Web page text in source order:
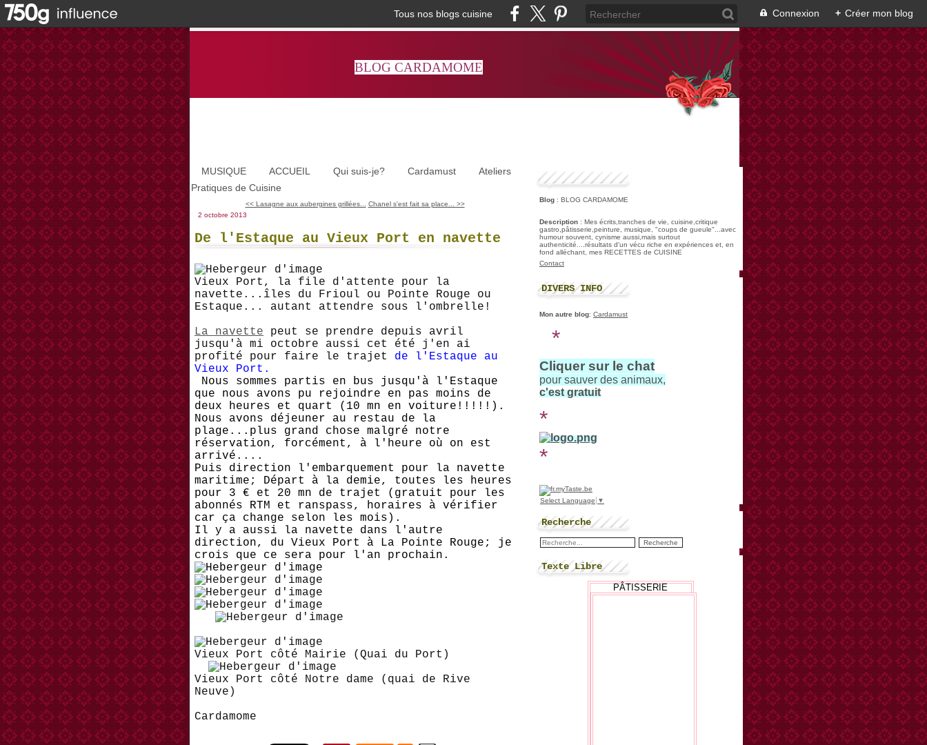
Tous nos blogs cuisine Connexion + Créer mon blog
BLOG CARDAMOME
MUSIQUE ACCUEIL Qui suis-je? Cardamust
Ateliers
Pratiques de Cuisine
<< Lasagne aux aubergines grillées...
Chanel s'est fait sa place... >>
2 octobre 2013
De l'Estaque au Vieux Port en navette
Vieux Port, la file d'attente pour la
navette...îles du Frioul ou Pointe Rouge ou
Estaque... autant attendre sous l'ombrelle!
La navette peut se prendre depuis avril
jusqu'à mi octobre aussi cet été j'en ai
profité pour faire le trajet de l'Estaque au
Vieux Port.
Nous sommes partis en bus jusqu'à l'Estaque
que nous avons pu rejoindre en pas moins de
deux heures et quart (10 mn en voiture!!!!!).
Nous avons déjeuner au restau de la
plage...plus grand chose malgré notre
réservation, forcément, à l'heure où on est
arrivé....
Puis direction l'embarquement pour la navette
maritime; Départ à la demie, toutes les heures
pour 3 € et 20 mn de trajet (gratuit pour les
abonnés RTM et ranspass, horaires à vérifier
car ça change selon les mois).
Il y a aussi la navette dans l'autre
direction, du Vieux Port à La Pointe Rouge; je
crois que ce sera pour l'an prochain.
Vieux Port côté Mairie (Quai du Port)
Vieux Port côté Notre dame (quai de Rive
Neuve)
Cardamome
Blog : BLOG CARDAMOME
Description : Mes écrits,tranches de vie, cuisine,critique
gastro,pâtisserie,peinture, musique, "coups de gueule"...avec
humour souvent, cynisme aussi,mais surtout
authenticité....résultats d'un vécu riche en expériences et, en
fond alléchant, mes RECETTES de CUISINE
Contact
DIVERS INFO
Mon autre blog: Cardamust
*
Cliquer sur le chat
pour sauver des animaux,
c'est gratuit
*
*
Select Language ▼
Recherche
Texte Libre
PÂTISSERIE